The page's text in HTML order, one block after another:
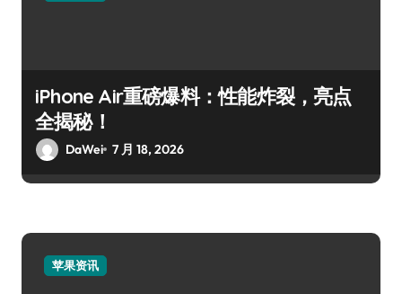
iPhone Air重磅爆料：性能炸裂，亮点
全揭秘！
DaWei 7 月 18, 2026
苹果资讯